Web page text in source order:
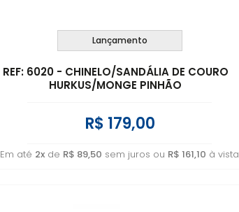
Lançamento
REF: 6020 - CHINELO/SANDÁLIA DE COURO
HURKUS/MONGE PINHÃO
R$ 179,00
Em até 2x de R$ 89,50 sem juros ou R$ 161,10 à vista